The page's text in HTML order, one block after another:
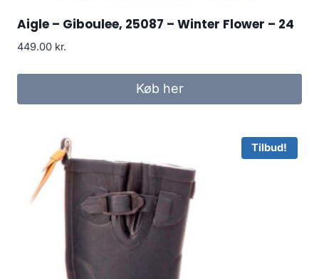
Aigle – Giboulee, 25087 – Winter Flower – 24
449.00 kr.
Køb her
Tilbud!